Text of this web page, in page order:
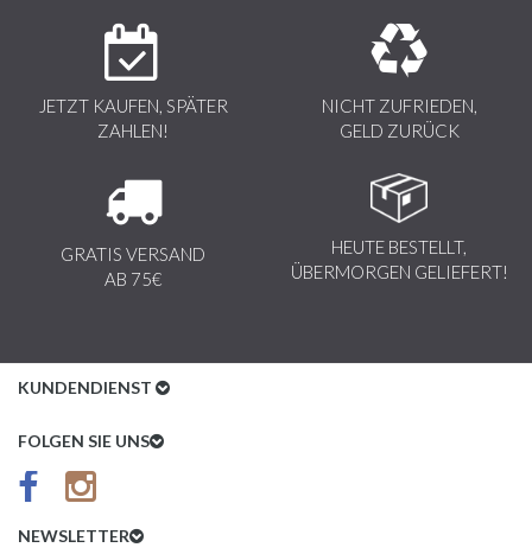
JETZT KAUFEN, SPÄTER
ZAHLEN!
NICHT ZUFRIEDEN,
GELD ZURÜCK
GRATIS VERSAND
AB 75€
HEUTE BESTELLT,
ÜBERMORGEN GELIEFERT!
KUNDENDIENST
Kundenservice
AGB
FOLGEN SIE UNS
NEWSLETTER